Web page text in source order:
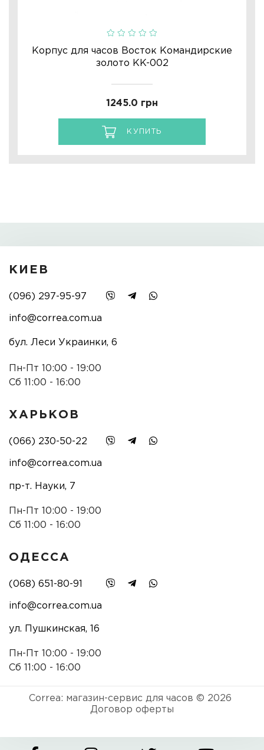
Корпус для часов Восток Командирские
золото KK-002
1245.0 грн
КУПИТЬ
КИЕВ
(096) 297-95-97
info@correa.com.ua
бул. Леси Украинки, 6
Пн-Пт 10:00 - 19:00
Сб 11:00 - 16:00
ХАРЬКОВ
(066) 230-50-22
info@correa.com.ua
пр-т. Науки, 7
Пн-Пт 10:00 - 19:00
Сб 11:00 - 16:00
ОДЕССА
(068) 651-80-91
info@correa.com.ua
ул. Пушкинская, 16
Пн-Пт 10:00 - 19:00
Сб 11:00 - 16:00
Correa: магазин-сервис для часов © 2026
Договор оферты